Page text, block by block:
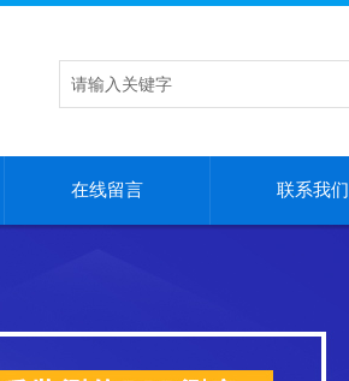
在线留言 联系我们